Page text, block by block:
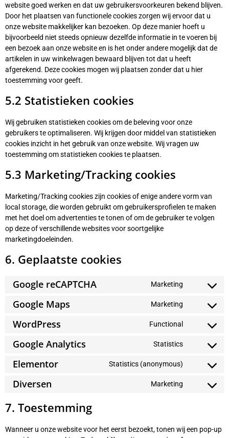
website goed werken en dat uw gebruikersvoorkeuren bekend blijven.
Door het plaatsen van functionele cookies zorgen wij ervoor dat u
onze website makkelijker kan bezoeken. Op deze manier hoeft u
bijvoorbeeld niet steeds opnieuw dezelfde informatie in te voeren bij
een bezoek aan onze website en is het onder andere mogelijk dat de
artikelen in uw winkelwagen bewaard blijven tot dat u heeft
afgerekend. Deze cookies mogen wij plaatsen zonder dat u hier
toestemming voor geeft.
5.2 Statistieken cookies
Wij gebruiken statistieken cookies om de beleving voor onze
gebruikers te optimaliseren. Wij krijgen door middel van statistieken
cookies inzicht in het gebruik van onze website. Wij vragen uw
toestemming om statistieken cookies te plaatsen.
5.3 Marketing/Tracking cookies
Marketing/Tracking cookies zijn cookies of enige andere vorm van
local storage, die worden gebruikt om gebruikersprofielen te maken
met het doel om advertenties te tonen of om de gebruiker te volgen
op deze of verschillende websites voor soortgelijke
marketingdoeleinden.
6. Geplaatste cookies
Google reCAPTCHA Marketing
Google Maps Marketing
WordPress Functional
Google Analytics Statistics
Elementor Statistics (anonymous)
Diversen Marketing
7. Toestemming
Wanneer u onze website voor het eerst bezoekt, tonen wij een pop-up